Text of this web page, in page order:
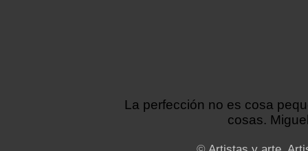
La perfección no es cosa
cosas.